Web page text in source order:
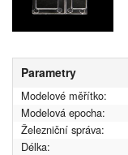
Parametry
Modelové měřítko:
Modelová epocha:
Železniční správa:
Délka: